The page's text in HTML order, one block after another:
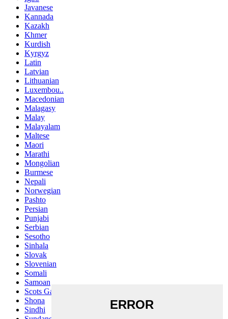
Javanese
Kannada
Kazakh
Khmer
Kurdish
Kyrgyz
Latin
Latvian
Lithuanian
Luxembou..
Macedonian
Malagasy
Malay
Malayalam
Maltese
Maori
Marathi
Mongolian
Burmese
Nepali
Norwegian
Pashto
Persian
Punjabi
Serbian
Sesotho
Sinhala
Slovak
Slovenian
Somali
Samoan
Scots Gaelic
Shona
Sindhi